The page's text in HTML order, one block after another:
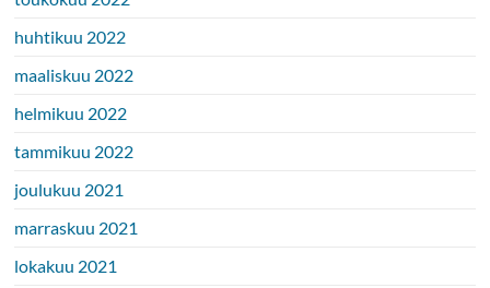
huhtikuu 2022
maaliskuu 2022
helmikuu 2022
tammikuu 2022
joulukuu 2021
marraskuu 2021
lokakuu 2021